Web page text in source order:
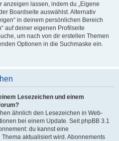
lassen, indem du „Eigene
Boardseite auswählst. Alternativ
in deinem persönlichen Bereich
auf deiner eigenen Profilseite
um nach von dir erstellen Themen
Optionen in die Suchmaske ein.
Lesezeichen und einem
ähnlich den Lesezeichen in Web-
bei einem Update. Seit phpBB 3.1
du kannst eine
aktualisiert wird. Abonnements